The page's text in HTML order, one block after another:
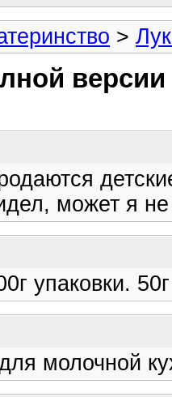
>
может я
упаковки.
молочной